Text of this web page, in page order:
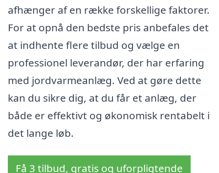
afhænger af en række forskellige faktorer.
For at opnå den bedste pris anbefales det
at indhente flere tilbud og vælge en
professionel leverandør, der har erfaring
med jordvarmeanlæg. Ved at gøre dette
kan du sikre dig, at du får et anlæg, der
både er effektivt og økonomisk rentabelt i
det lange løb.
Få 3 tilbud, gratis og uforpligtende